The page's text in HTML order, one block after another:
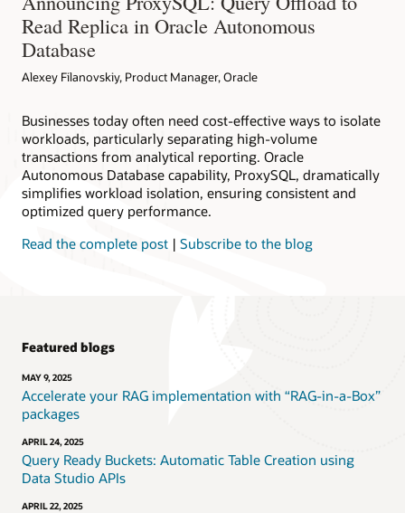
Read Replica in Oracle Autonomous
Database
Alexey Filanovskiy, Product Manager, Oracle
Businesses today often need cost-effective ways to isolate
workloads, particularly separating high-volume
transactions from analytical reporting. Oracle
Autonomous Database capability, ProxySQL, dramatically
simplifies workload isolation, ensuring consistent and
optimized query performance.
Read the complete post | Subscribe to the blog
Featured blogs
MAY 9, 2025
Accelerate your RAG implementation with “RAG-in-a-Box”
packages
APRIL 24, 2025
Query Ready Buckets: Automatic Table Creation using
Data Studio APIs
APRIL 22, 2025